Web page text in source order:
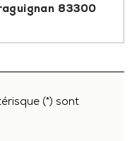
83300
(*) sont